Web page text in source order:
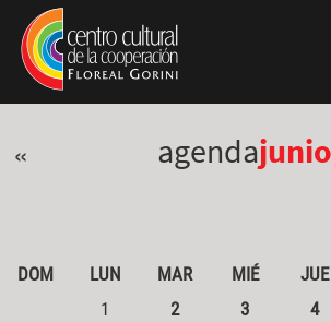
Pasar al contenido principal
Jump to main content
« agendajunio
DOM LUN MAR MIÉ JUE
1
2 3 4